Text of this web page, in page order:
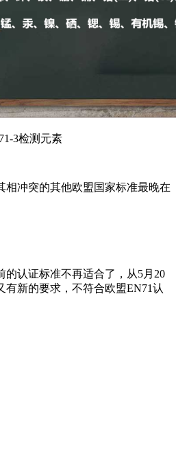
3检测元素
相冲突的其他欧盟国家标准最晚在
的认证标准不再适合了，从5月20
有新的要求，不符合欧盟EN71认